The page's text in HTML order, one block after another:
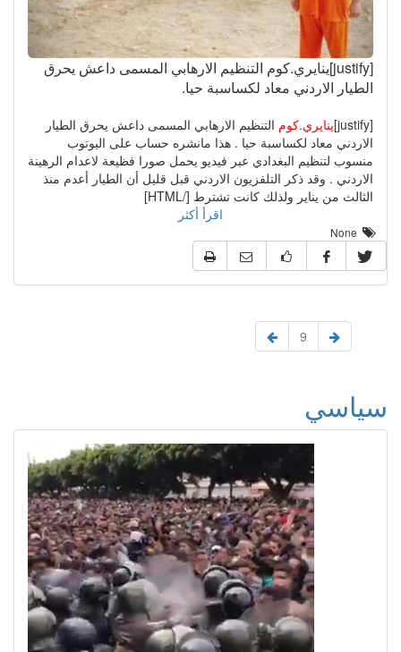
[justify]ينايري.كوم التنظيم الارهابي المسمى داعش يحرق
الطيار الاردني معاد لكساسبة حيا.
ينايري.كومالتنظيم الارهابي المسمى داعش يحرق الطيار
الاردني معاد لكساسبة حيا . هذا مانشره حساب على اليوتوب
منسوب لتنظيم البغدادي عبر فيديو يحمل صورا فظيعة لاعدام الرهينة
الاردني . وقد ذكر التلفزيون الاردني قبل قليل أن الطيار أعدم منذ
الثالث من يناير ولذلك كانت تشترط [/HTML]
اقرأ أكثر
None
سياسي